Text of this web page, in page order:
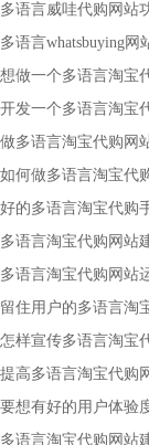
多语言威哇代购网站
多语言whatsbuying网
想做一个多语言淘宝
开发一个多语言淘宝
做多语言淘宝代购网
如何做多语言淘宝代
好的多语言淘宝代购
多语言淘宝代购网站
多语言淘宝代购网站
留住用户的多语言淘
怎样宣传多语言淘宝
提高多语言淘宝代购
要想有好的用户体验
多语言淘宝代购网站